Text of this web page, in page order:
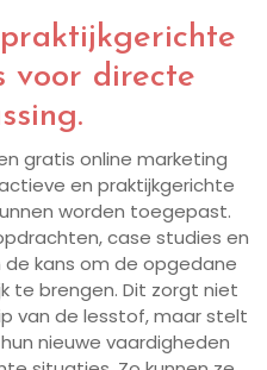
voor directe
gratis online marketing
en praktijkgerichte
worden toegepast.
case studies en
kans om de opgedane
te brengen. Dit zorgt niet
van de lesstof, maar stelt
nieuwe vaardigheden